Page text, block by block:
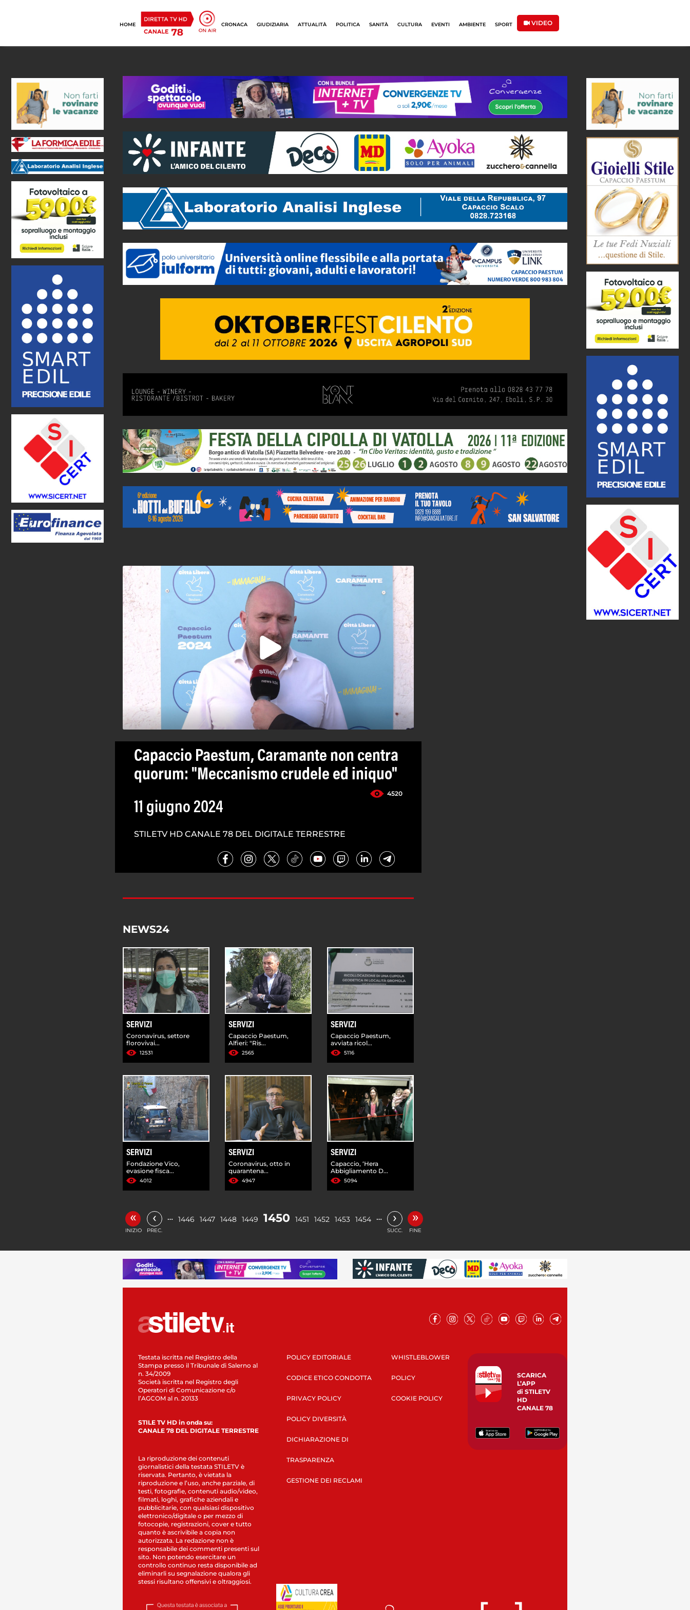
HOME CRONACA GIUDIZIARIA ATTUALITÀ POLITICA SANITÀ CULTURA EVENTI AMBIENTE SPORT VIDEO
Capaccio Paestum, Caramante non centra
quorum: "Meccanismo crudele ed iniquo"
4520
11 giugno 2024
STILETV HD CANALE 78 DEL DIGITALE TERRESTRE
NEWS24
SERVIZI
Coronavirus, settore
florovivai...
12531
SERVIZI
Capaccio Paestum,
Alfieri: "Ris...
2565
SERVIZI
Capaccio Paestum,
avviata ricol...
5116
SERVIZI
Fondazione Vico,
evasione fisca...
4012
SERVIZI
Coronavirus, otto in
quarantena...
4947
SERVIZI
Capaccio, ‘Hera
Abbigliamento D...
5094
«
INIZIO
‹
PREC.
… 1446 1447 1448 1449 1450 1451 1452 1453 1454 … ›
SUCC.
»
FINE
Testata iscritta nel Registro della
Stampa presso il Tribunale di Salerno al
n. 34/2009
Società iscritta nel Registro degli
Operatori di Comunicazione c/o
l’AGCOM al n. 20133
STILE TV HD in onda su:
CANALE 78 DEL DIGITALE TERRESTRE
La riproduzione dei contenuti
giornalistici della testata STILETV è
riservata. Pertanto, è vietata la
riproduzione e l’uso, anche parziale, di
testi, fotografie, contenuti audio/video,
filmati, loghi, grafiche aziendali e
pubblicitarie, con qualsiasi dispositivo
elettronico/digitale o per mezzo di
fotocopie, registrazioni, cover e tutto
quanto è ascrivibile a copia non
autorizzata. La redazione non è
responsabile dei commenti presenti sul
sito. Non potendo esercitare un
controllo continuo resta disponibile ad
eliminarli su segnalazione qualora gli
stessi risultano offensivi e oltraggiosi.
POLICY EDITORIALE
CODICE ETICO CONDOTTA
PRIVACY POLICY
POLICY DIVERSITÀ
DICHIARAZIONE DI
TRASPARENZA
GESTIONE DEI RECLAMI
WHISTLEBLOWER
POLICY
COOKIE POLICY
SCARICA
L’APP
di STILETV
HD
CANALE 78